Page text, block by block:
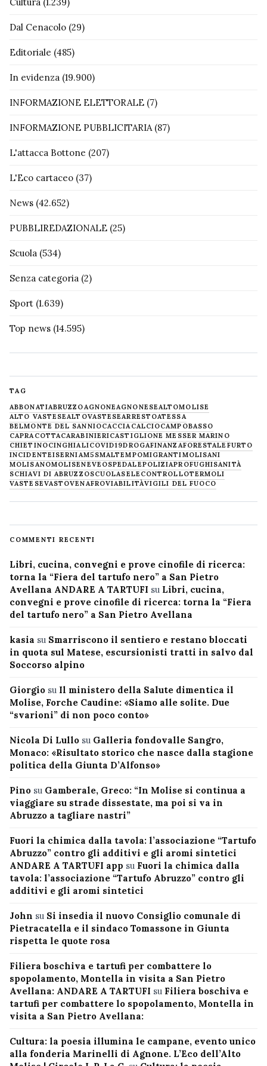
Cultura (1.239)
Dal Cenacolo (29)
Editoriale (485)
In evidenza (19.900)
INFORMAZIONE ELETTORALE (7)
INFORMAZIONE PUBBLICITARIA(87)
L'attacca Bottone (207)
L'Eco cartaceo (37)
News (42.652)
PUBBLIREDAZIONALE (25)
Scuola (534)
Senza categoria (2)
Sport (1.639)
Top news (14.595)
TAG
ABBONATIABRUZZOAGNONEAGNONESEALTOMOLISE
ALTO VASTESEALTOVASTESEARRESTOATESSA
BELMONTE DEL SANNIOCACCIACALCIOCAMPOBASSO
CAPRACOTTACARABINIERICASTIGLIONE MESSER MARINO
CHIETINOCINGHIALICOVID19DROGAFINANZAFORESTALE FURTO
INCIDENTEISERNIAM5SMALTEMPOMIGRANTIMOLISANI
MOLISANOMOLISENEVE OSPEDALEPOLIZIAPROFUGHISANITÀ
SCHIAVI DI ABRUZZOSCUOLASELECONTROLLOTERMOLI
VASTESEVASTOVENAFROVIABILITÀVIGILI DEL FUOCO
COMMENTI RECENTI
Libri, cucina, convegni e prove cinofile di ricerca:
torna la “Fiera del tartufo nero” a San Pietro
Avellana ANDARE A TARTUFI su Libri, cucina,
convegni e prove cinofile di ricerca: torna la “Fiera
del tartufo nero” a San Pietro Avellana
kasia su Smarriscono il sentiero e restano bloccati
in quota sul Matese, escursionisti tratti in salvo dal
Soccorso alpino
Giorgio su Il ministero della Salute dimentica il
Molise, Forche Caudine: «Siamo alle solite. Due
“svarioni” di non poco conto»
Nicola Di Lullo su Galleria fondovalle Sangro,
Monaco: «Risultato storico che nasce dalla stagione
politica della Giunta D’Alfonso»
Pino su Gamberale, Greco: “In Molise si continua a
viaggiare su strade dissestate, ma poi si va in
Abruzzo a tagliare nastri”
Fuori la chimica dalla tavola: l’associazione “Tartufo
Abruzzo” contro gli additivi e gli aromi sintetici
ANDARE A TARTUFI app su Fuori la chimica dalla
tavola: l’associazione “Tartufo Abruzzo” contro gli
additivi e gli aromi sintetici
John su Si insedia il nuovo Consiglio comunale di
Pietracatella e il sindaco Tomassone in Giunta
rispetta le quote rosa
Filiera boschiva e tartufi per combattere lo
spopolamento, Montella in visita a San Pietro
Avellana: ANDARE A TARTUFI su Filiera boschiva e
tartufi per combattere lo spopolamento, Montella in
visita a San Pietro Avellana:
Cultura: la poesia illumina le campane, evento unico
alla fonderia Marinelli di Agnone. L’Eco dell’Alto